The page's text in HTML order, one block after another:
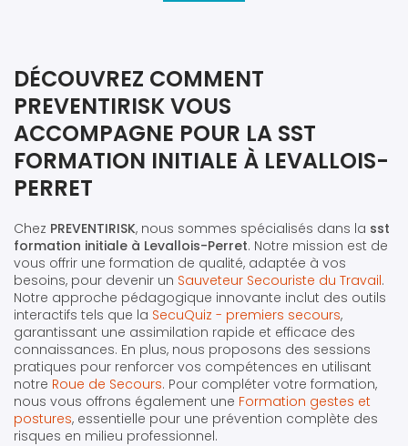
DÉCOUVREZ COMMENT
PREVENTIRISK VOUS
ACCOMPAGNE POUR LA SST
FORMATION INITIALE À LEVALLOIS-
PERRET
Chez PREVENTIRISK, nous sommes spécialisés dans la sst
formation initiale à Levallois-Perret. Notre mission est de
vous offrir une formation de qualité, adaptée à vos
besoins, pour devenir un Sauveteur Secouriste du Travail.
Notre approche pédagogique innovante inclut des outils
interactifs tels que la SecuQuiz - premiers secours,
garantissant une assimilation rapide et efficace des
connaissances. En plus, nous proposons des sessions
pratiques pour renforcer vos compétences en utilisant
notre Roue de Secours. Pour compléter votre formation,
nous vous offrons également une Formation gestes et
postures, essentielle pour une prévention complète des
risques en milieu professionnel.